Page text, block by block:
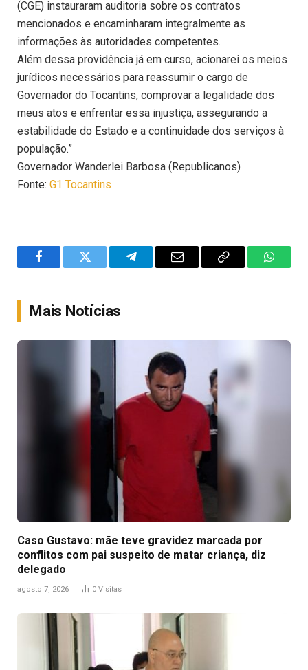
(CGE) instauraram auditoria sobre os contratos
mencionados e encaminharam integralmente as
informações às autoridades competentes.
Além dessa providência já em curso, acionarei os meios
jurídicos necessários para reassumir o cargo de
Governador do Tocantins, comprovar a legalidade dos
meus atos e enfrentar essa injustiça, assegurando a
estabilidade do Estado e a continuidade dos serviços à
população.”
Governador Wanderlei Barbosa (Republicanos)
Fonte: G1 Tocantins
FacebookTwitter TelegramEmail
Copy
Mais Notícias
Caso Gustavo: mãe teve gravidez marcada por
conflitos com pai suspeito de matar criança, diz
delegado
agosto 7, 2026 0 Visitas